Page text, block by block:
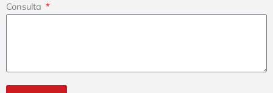
Consulta